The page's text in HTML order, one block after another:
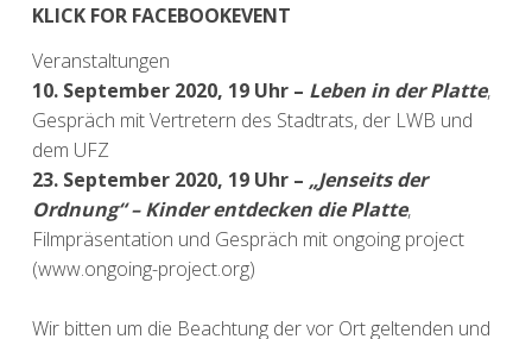
KLICK FOR FACEBOOKEVENT
Veranstaltungen
10. September 2020, 19 Uhr – Leben in der Platte,
Gespräch mit Vertretern des Stadtrats, der LWB und
dem UFZ
23. September 2020, 19 Uhr– „Jenseits der
Ordnung“– Kinder entdecken die Platte,
Filmpräsentation und Gespräch mit ongoing project
(www.ongoing-project.org)
Wir bitten um die Beachtung der vor Ort geltenden und